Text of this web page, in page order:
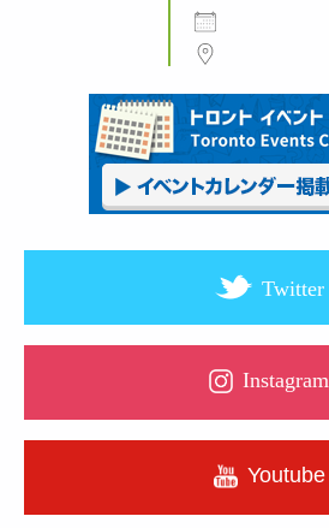
Twitter
Instagram
Youtube